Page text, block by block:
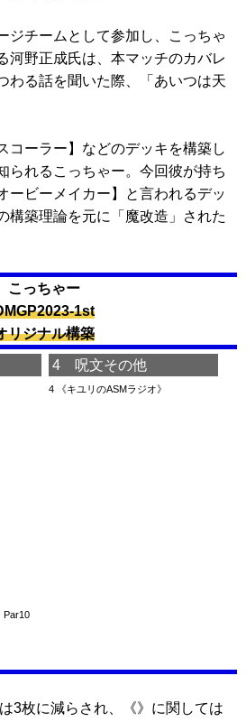
チームとして参加し、こっちゃ
河野正成氏は、本マッチのカバレ
わる話を聞いた際、「あいつは天
ーラー】などのデッキを構築し
られるこっちゃー。今回彼が持ち
ービーメイカー】と言われるデッ
構築理論を元に「魔改造」された
こっちゃー
1st
リジナル構築
Par10
4 呪文その他
4 《キユリのASMラジオ》
は3枚に減らされ、 《》 に関しては